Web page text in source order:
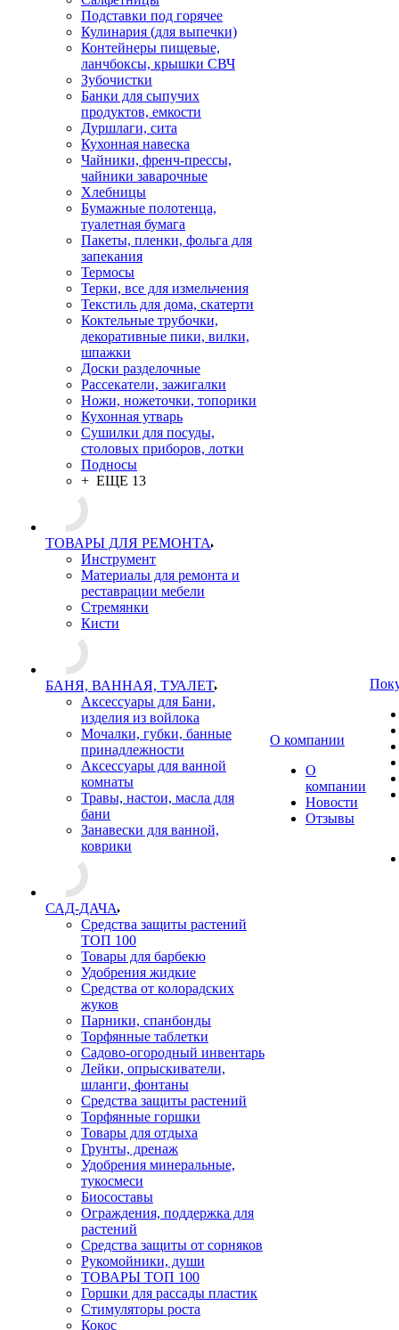
Подставки под горячее
Кулинария (для выпечки)
Контейнеры пищевые,
ланчбоксы, крышки СВЧ
Зубочистки
Банки для сыпучих
продуктов, емкости
Дуршлаги, сита
Кухонная навеска
Чайники, френч-прессы,
чайники заварочные
Хлебницы
Бумажные полотенца,
туалетная бумага
Пакеты, пленки, фольга для
запекания
Термосы
Терки, все для измельчения
Текстиль для дома, скатерти
Коктельные трубочки,
декоративные пики, вилки,
шпажки
Доски разделочные
Рассекатели, зажигалки
Ножи, ножеточки, топорики
Кухонная утварь
Сушилки для посуды,
столовых приборов, лотки
Подносы
+ ЕЩЕ 13
ТОВАРЫ ДЛЯ РЕМОНТА
Инструмент
Материалы для ремонта и
реставрации мебели
Стремянки
Кисти
БАНЯ, ВАННАЯ, ТУАЛЕТ
Аксессуары для Бани,
изделия из войлока
Мочалки, губки, банные
принадлежности
Аксессуары для ванной
комнаты
Травы, настои, масла для
бани
Занавески для ванной,
коврики
САД-ДАЧА
Средства защиты растений
ТОП 100
Товары для барбекю
Удобрения жидкие
Средства от колорадских
жуков
Парники, спанбонды
Торфянные таблетки
Садово-огородный инвентарь
Лейки, опрыскиватели,
шланги, фонтаны
Средства защиты растений
Торфянные горшки
Товары для отдыха
Грунты, дренаж
Удобрения минеральные,
тукосмеси
Биосоставы
Ограждения, поддержка для
растений
Средства защиты от сорняков
Рукомойники, души
ТОВАРЫ ТОП 100
Горшки для рассады пластик
Стимуляторы роста
Кокос
О компании
О
компании
Новости
Отзывы